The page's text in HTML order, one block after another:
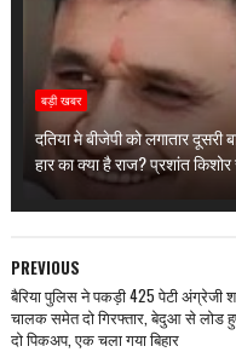
बड़ी खबर
दतिया मे बीजेपी को लगातार
हार का क्या है राज? प्रशांत
PREVIOUS
बैरिया पुलिस ने पकड़ी 425 पेटी अंग्रेजी
चालक समेत दो गिरफ्तार, बेदुआ से लोड
दो पिकअप, एक चला गया बिहार